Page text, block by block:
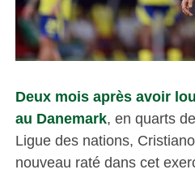
Deux mois après avoir
au Danemark, en quarts
Ligue des nations,
nouveau raté dans cet